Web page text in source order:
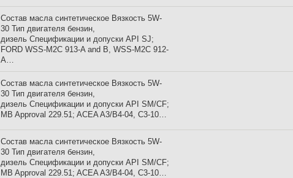
Состав масла синтетическое Вязкость 5W-
30 Тип двигателя бензин,
дизель Спецификации и допуски API SJ;
FORD WSS-M2C 913-A and B, WSS-M2C 912-
A…
Состав масла синтетическое Вязкость 5W-
30 Тип двигателя бензин,
дизель Спецификации и допуски API SM/CF;
MB Approval 229.51; ACEA A3/B4-04, C3-10…
Состав масла синтетическое Вязкость 5W-
30 Тип двигателя бензин,
дизель Спецификации и допуски API SM/CF;
MB Approval 229.51; ACEA A3/B4-04, C3-10…